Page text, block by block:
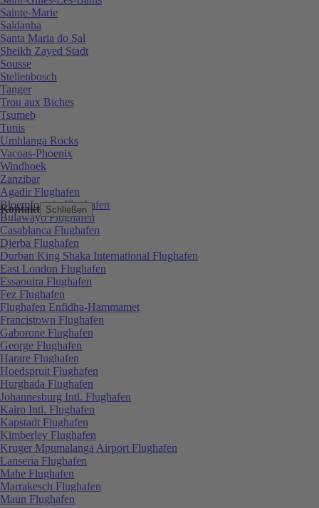
Kontakt Schließen
Sainte-Marie
Saldanha
Santa Maria do Sal
Sheikh Zayed Stadt
Sousse
Stellenbosch
Tanger
Trou aux Biches
Tsumeb
Tunis
Umhlanga Rocks
Vacoas-Phoenix
Windhoek
Zanzibar
Agadir Flughafen
Bloemfontein Flughafen
Bulawayo Flughafen
Casablanca Flughafen
Djerba Flughafen
Durban King Shaka International Flughafen
East London Flughafen
Essaouira Flughafen
Fez Flughafen
Flughafen Enfidha-Hammamet
Francistown Flughafen
Gaborone Flughafen
George Flughafen
Harare Flughafen
Hoedspruit Flughafen
Hurghada Flughafen
Johannesburg Intl. Flughafen
Kairo Intl. Flughafen
Kapstadt Flughafen
Kimberley Flughafen
Kruger Mpumalanga Airport Flughafen
Lanseria Flughafen
Mahe Flughafen
Marrakesch Flughafen
Maun Flughafen